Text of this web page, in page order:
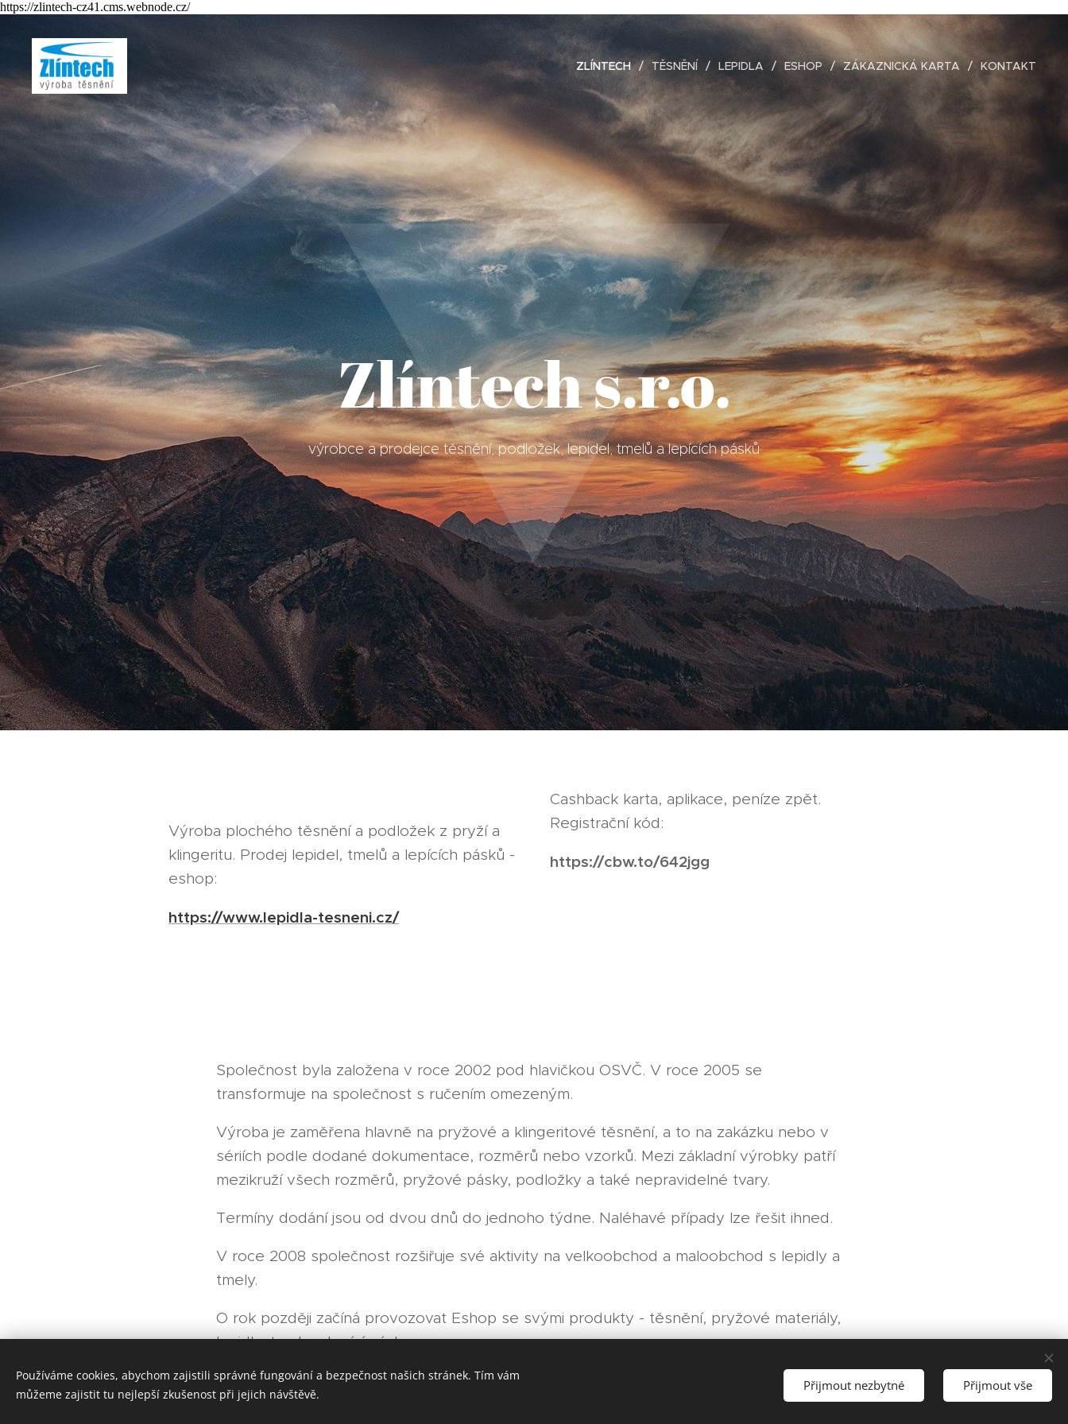
https://zlintech-cz41.cms.webnode.cz/
ZLÍNTECH TĚSNĚNÍ LEPIDLA ESHOP ZÁKAZNICKÁ KARTA KONTAKT
Zlíntech s.r.o.
výrobce a prodejce těsnění, podložek, lepidel, tmelů a lepících pásků
Výroba plochého těsnění a podložek z pryží a
klingeritu. Prodej lepidel, tmelů a lepících pásků -
eshop:
https://www.lepidla-tesneni.cz/
Cashback karta, aplikace, peníze zpět.
Registrační kód:
https://cbw.to/642jgg
Společnost byla založena v roce 2002 pod hlavičkou OSVČ. V roce 2005 se
transformuje na společnost s ručením omezeným.
Výroba je zaměřena hlavně na pryžové a klingeritové těsnění, a to na zakázku nebo v
sériích podle dodané dokumentace, rozměrů nebo vzorků. Mezi základní výrobky patří
mezikruží všech rozměrů, pryžové pásky, podložky a také nepravidelné tvary.
Termíny dodání jsou od dvou dnů do jednoho týdne. Naléhavé případy lze řešit ihned.
V roce 2008 společnost rozšiřuje své aktivity na velkoobchod a maloobchod s lepidly a
tmely.
O rok později začíná provozovat Eshop se svými produkty - těsnění, pryžové materiály,
lepidla, tmely a lepící pásky:
www.lepidla-tesneni.cz
Používáme cookies, abychom zajistili správné fungování a bezpečnost našich stránek. Tím vám
můžeme zajistit tu nejlepší zkušenost při jejich návštěvě.
Přijmout nezbytné Přijmout vše